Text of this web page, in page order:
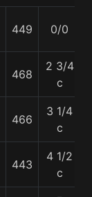
449 0/0
468
2 3/4
c
466
3 1/4
c
443
4 1/2
c